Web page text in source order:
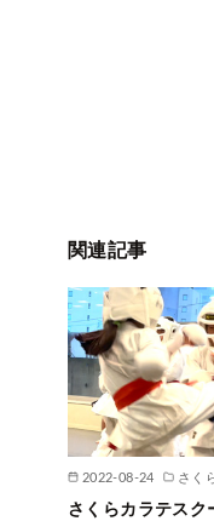
関連記事
2022-08-24 さく
さくらカラテスク